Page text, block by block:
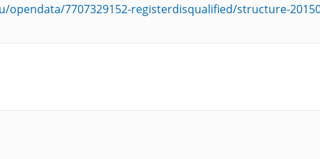
opendata/7707329152-registerdisqualified/structure-